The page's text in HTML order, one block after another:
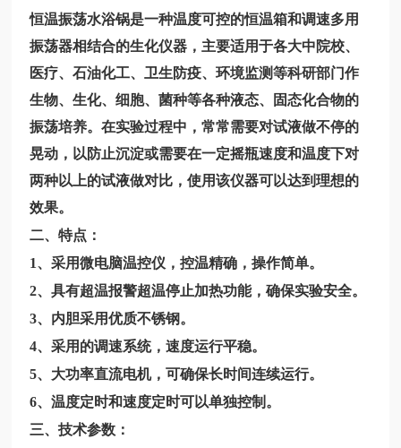
恒温振荡水浴锅是一种温度可控的恒温箱和调速多用
振荡器相结合的生化仪器，主要适用于各大中院校、
医疗、石油化工、卫生防疫、环境监测等科研部门作
生物、生化、细胞、菌种等各种液态、固态化合物的
振荡培养。在实验过程中，常常需要对试液做不停的
晃动，以防止沉淀或需要在一定摇瓶速度和温度下对
两种以上的试液做对比，使用该仪器可以达到理想的
效果。
二、特点：
1、采用微电脑温控仪，控温精确，操作简单。
2、具有超温报警超温停止加热功能，确保实验安全。
3、内胆采用优质不锈钢。
4、采用的调速系统，速度运行平稳。
5、大功率直流电机，可确保长时间连续运行。
6、温度定时和速度定时可以单独控制。
三、技术参数：